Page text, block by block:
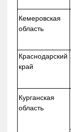
Кемеровская
область
Краснодарский
край
Курганская
область